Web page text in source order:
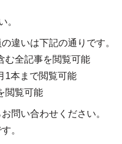
。
違いは下記の通りです。
む全記事を閲覧可能
1本まで閲覧可能
閲覧可能
問い合わせください。
。